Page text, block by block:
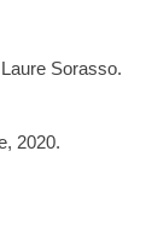
Sorasso.
2020.